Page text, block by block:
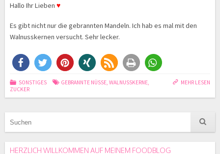
Hallo Ihr Lieben ♥
Es gibt nicht nur die gebrannten Mandeln. Ich hab es mal mit den
Walnusskernen versucht. Sehr lecker.
MEHR LESEN
SONSTIGES GEBRANNTE NÜSSE,WALNUSSKERNE,
ZUCKER
HERZLICH WILLKOMMEN AUF MEINEM FOODBLOG